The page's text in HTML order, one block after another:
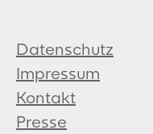
Datenschutz
Impressum
Kontakt
Presse